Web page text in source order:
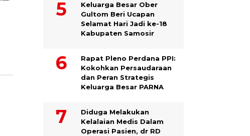
Keluarga Besar Ober
Gultom Beri Ucapan
Selamat Hari Jadi ke-18
Kabupaten Samosir
Rapat Pleno Perdana PPI:
Kokohkan Persaudaraan
dan Peran Strategis
Keluarga Besar PARNA
Diduga Melakukan
Kelalaian Medis Dalam
Operasi Pasien, dr RD